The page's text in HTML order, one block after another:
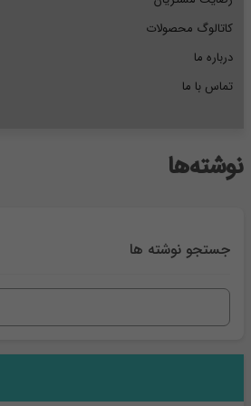
کاتالوگ محصولات
درباره ما
تماس با ما
نوشته‌ها
جستجو نوشته ها
برای: